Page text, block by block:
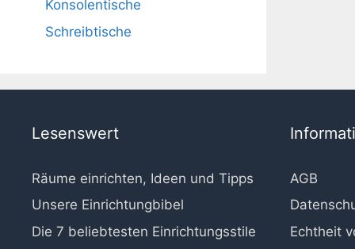
Konsolentische
Schreibtische
Lesenswert
Räume einrichten, Ideen und Tipps
Unsere Einrichtungbibel
Die 7 beliebtesten Einrichtungsstile
AGB
Echtheit